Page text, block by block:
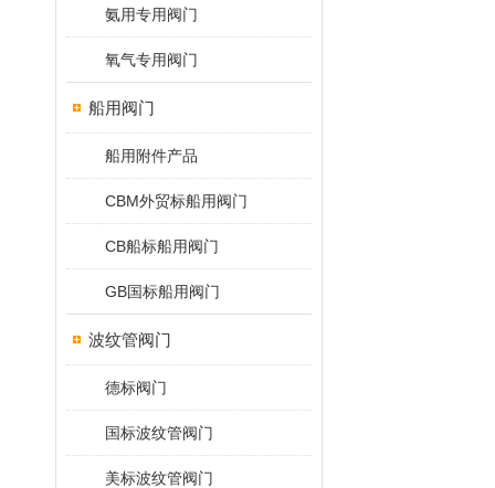
氨用专用阀门
氧气专用阀门
船用阀门
船用附件产品
CBM外贸标船用阀门
CB船标船用阀门
GB国标船用阀门
波纹管阀门
德标阀门
国标波纹管阀门
美标波纹管阀门